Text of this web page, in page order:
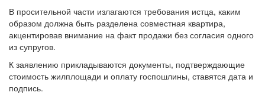
В просительной части излагаются требования истца, каким
образом должна быть разделена совместная квартира,
акцентировав внимание на факт продажи без согласия одного
из супругов.
К заявлению прикладываются документы, подтверждающие
стоимость жилплощади и оплату госпошлины, ставятся дата и
подпись.